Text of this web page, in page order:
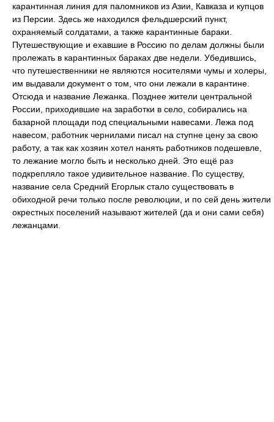
карантинная линия для паломников из Азии, Кавказа и купцов
из Персии. Здесь же находился фельдшерский пункт,
охраняемый солдатами, а также карантинные бараки.
Путешествующие и ехавшие в Россию по делам должны были
пролежать в карантинных бараках две недели. Убедившись,
что путешественники не являются носителями чумы и холеры,
им выдавали документ о том, что они лежали в карантине.
Отсюда и название Лежанка. Позднее жители центральной
России, приходившие на заработки в село, собирались на
базарной площади под специальными навесами. Лежа под
навесом, работник чернилами писал на ступне цену за свою
работу, а так как хозяин хотел нанять работников подешевле,
то лежание могло быть и несколько дней. Это ещё раз
подкрепляло такое удивительное название. По существу,
название села Средний Егорлык стало существовать в
обиходной речи только после революции, и по сей день жители
окрестных поселений называют жителей (да и они сами себя)
лежанцами.